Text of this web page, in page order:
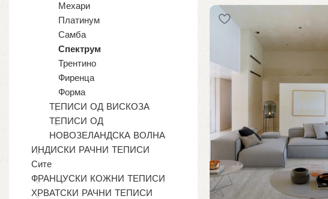
Мехари
Платинум
Самба
Спектрум
Трентино
Фиренца
Форма
ТЕПИСИ ОД ВИСКОЗА
ТЕПИСИ ОД
НОВОЗЕЛАНДСКА ВОЛНА
ИНДИСКИ РАЧНИ ТЕПИСИ
Сите
ФРАНЦУСКИ КОЖНИ ТЕПИСИ
ХРВАТСКИ РАЧНИ ТЕПИСИ
Избери опции